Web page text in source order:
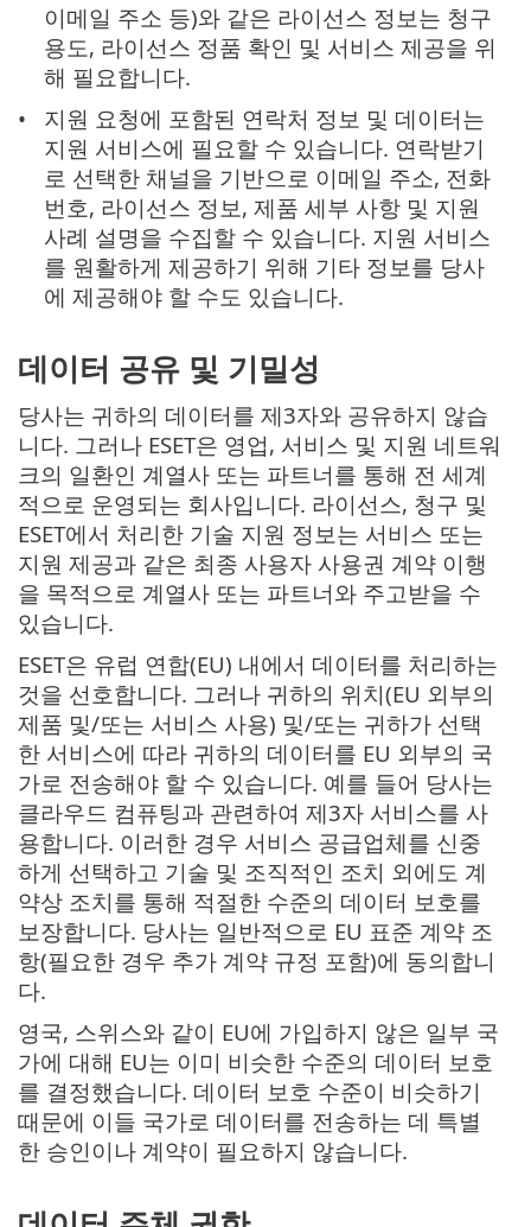
이메일 주소 등)와 같은 라이선스 정보는 청구
용도, 라이선스 정품 확인 및 서비스 제공을 위
해 필요합니다.
지원 요청에 포함된 연락처 정보 및 데이터는
지원 서비스에 필요할 수 있습니다. 연락받기
로 선택한 채널을 기반으로 이메일 주소, 전화
번호, 라이선스 정보, 제품 세부 사항 및 지원
사례 설명을 수집할 수 있습니다. 지원 서비스
를 원활하게 제공하기 위해 기타 정보를 당사
에 제공해야 할 수도 있습니다.
데이터 공유 및 기밀성
당사는 귀하의 데이터를 제3자와 공유하지 않습
니다. 그러나 ESET은 영업, 서비스 및 지원 네트워
크의 일환인 계열사 또는 파트너를 통해 전 세계
적으로 운영되는 회사입니다. 라이선스, 청구 및
ESET에서 처리한 기술 지원 정보는 서비스 또는
지원 제공과 같은 최종 사용자 사용권 계약 이행
을 목적으로 계열사 또는 파트너와 주고받을 수
있습니다.
ESET은 유럽 연합(EU) 내에서 데이터를 처리하는
것을 선호합니다. 그러나 귀하의 위치(EU 외부의
제품 및/또는 서비스 사용) 및/또는 귀하가 선택
한 서비스에 따라 귀하의 데이터를 EU 외부의 국
가로 전송해야 할 수 있습니다. 예를 들어 당사는
클라우드 컴퓨팅과 관련하여 제3자 서비스를 사
용합니다. 이러한 경우 서비스 공급업체를 신중
하게 선택하고 기술 및 조직적인 조치 외에도 계
약상 조치를 통해 적절한 수준의 데이터 보호를
보장합니다. 당사는 일반적으로 EU 표준 계약 조
항(필요한 경우 추가 계약 규정 포함)에 동의합니
다.
영국, 스위스와 같이 EU에 가입하지 않은 일부 국
가에 대해 EU는 이미 비슷한 수준의 데이터 보호
를 결정했습니다. 데이터 보호 수준이 비슷하기
때문에 이들 국가로 데이터를 전송하는 데 특별
한 승인이나 계약이 필요하지 않습니다.